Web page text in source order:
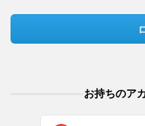
お持ちのア